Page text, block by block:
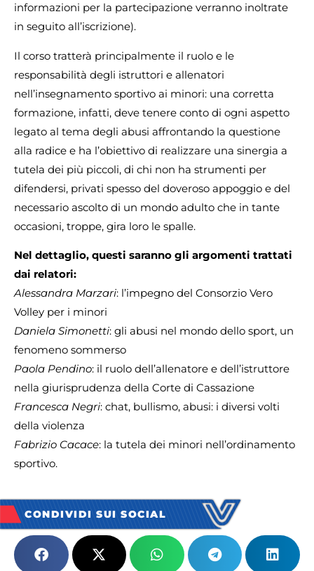
informazioni per la partecipazione verranno inoltrate
in seguito all’iscrizione).
Il corso tratterà principalmente il ruolo e le
responsabilità degli istruttori e allenatori
nell’insegnamento sportivo ai minori: una corretta
formazione, infatti, deve tenere conto di ogni aspetto
legato al tema degli abusi affrontando la questione
alla radice e ha l’obiettivo di realizzare una sinergia a
tutela dei più piccoli, di chi non ha strumenti per
difendersi, privati spesso del doveroso appoggio e del
necessario ascolto di un mondo adulto che in tante
occasioni, troppe, gira loro le spalle.
Nel dettaglio, questi saranno gli argomenti trattati
dai relatori:
Alessandra Marzari: l’impegno del Consorzio Vero
Volley per i minori
Daniela Simonetti: gli abusi nel mondo dello sport, un
fenomeno sommerso
Paola Pendino: il ruolo dell’allenatore e dell’istruttore
nella giurisprudenza della Corte di Cassazione
Francesca Negri: chat, bullismo, abusi: i diversi volti
della violenza
Fabrizio Cacace: la tutela dei minori nell’ordinamento
sportivo.
CONDIVIDI SUI SOCIAL